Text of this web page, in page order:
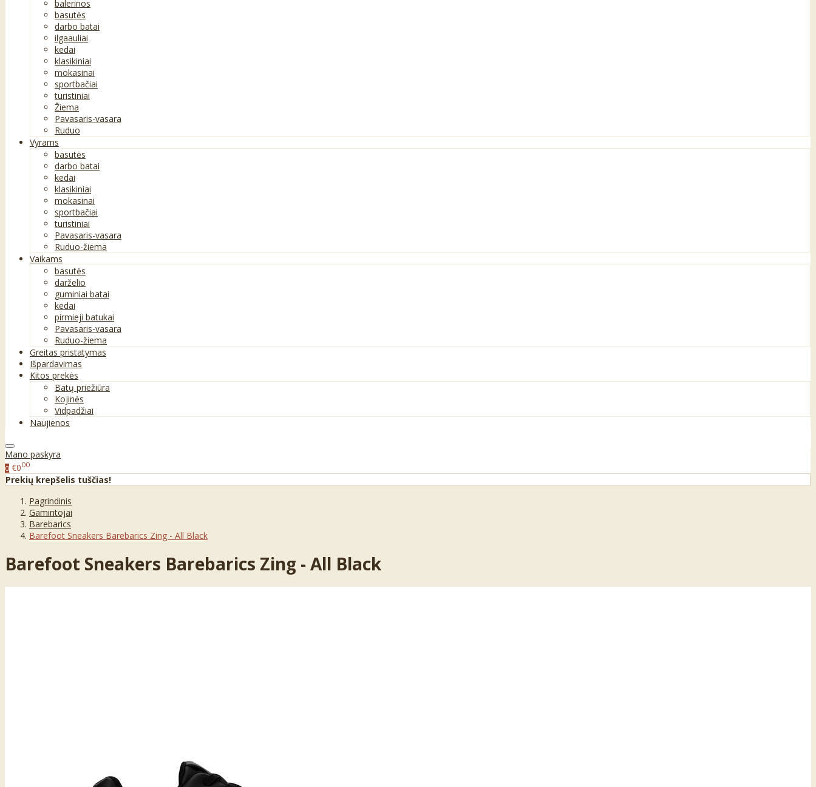
balerinos
basutės
darbo batai
ilgaauliai
kedai
klasikiniai
mokasinai
sportbačiai
turistiniai
Žiema
Pavasaris-vasara
Ruduo
Vyrams
basutės
darbo batai
kedai
klasikiniai
mokasinai
sportbačiai
turistiniai
Pavasaris-vasara
Ruduo-žiema
Vaikams
basutės
darželio
guminiai batai
kedai
pirmieji batukai
Pavasaris-vasara
Ruduo-žiema
Greitas pristatymas
Išpardavimas
Kitos prekės
Batų priežiūra
Kojinės
Vidpadžiai
Naujienos
Mano paskyra
0 €000
Prekių krepšelis tuščias!
Pagrindinis
Gamintojai
Barebarics
Barefoot Sneakers Barebarics Zing - All Black
Barefoot Sneakers Barebarics Zing - All Black